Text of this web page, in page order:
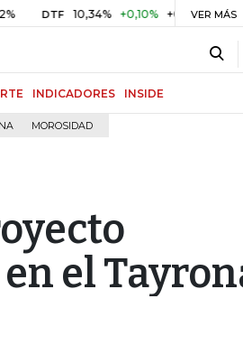
DTF 10,34% +0,10% +0,98% UVR $
VER MÁS
INDICADORES INSIDE
MOROSIDAD
el